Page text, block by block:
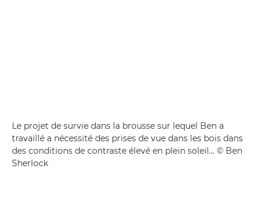
Le projet de survie dans la brousse sur lequel Ben a
travaillé a nécessité des prises de vue dans les bois dans
des conditions de contraste élevé en plein soleil… © Ben
Sherlock